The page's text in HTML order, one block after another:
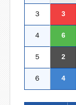
３ 3
４ 6
５ 2
６ 4